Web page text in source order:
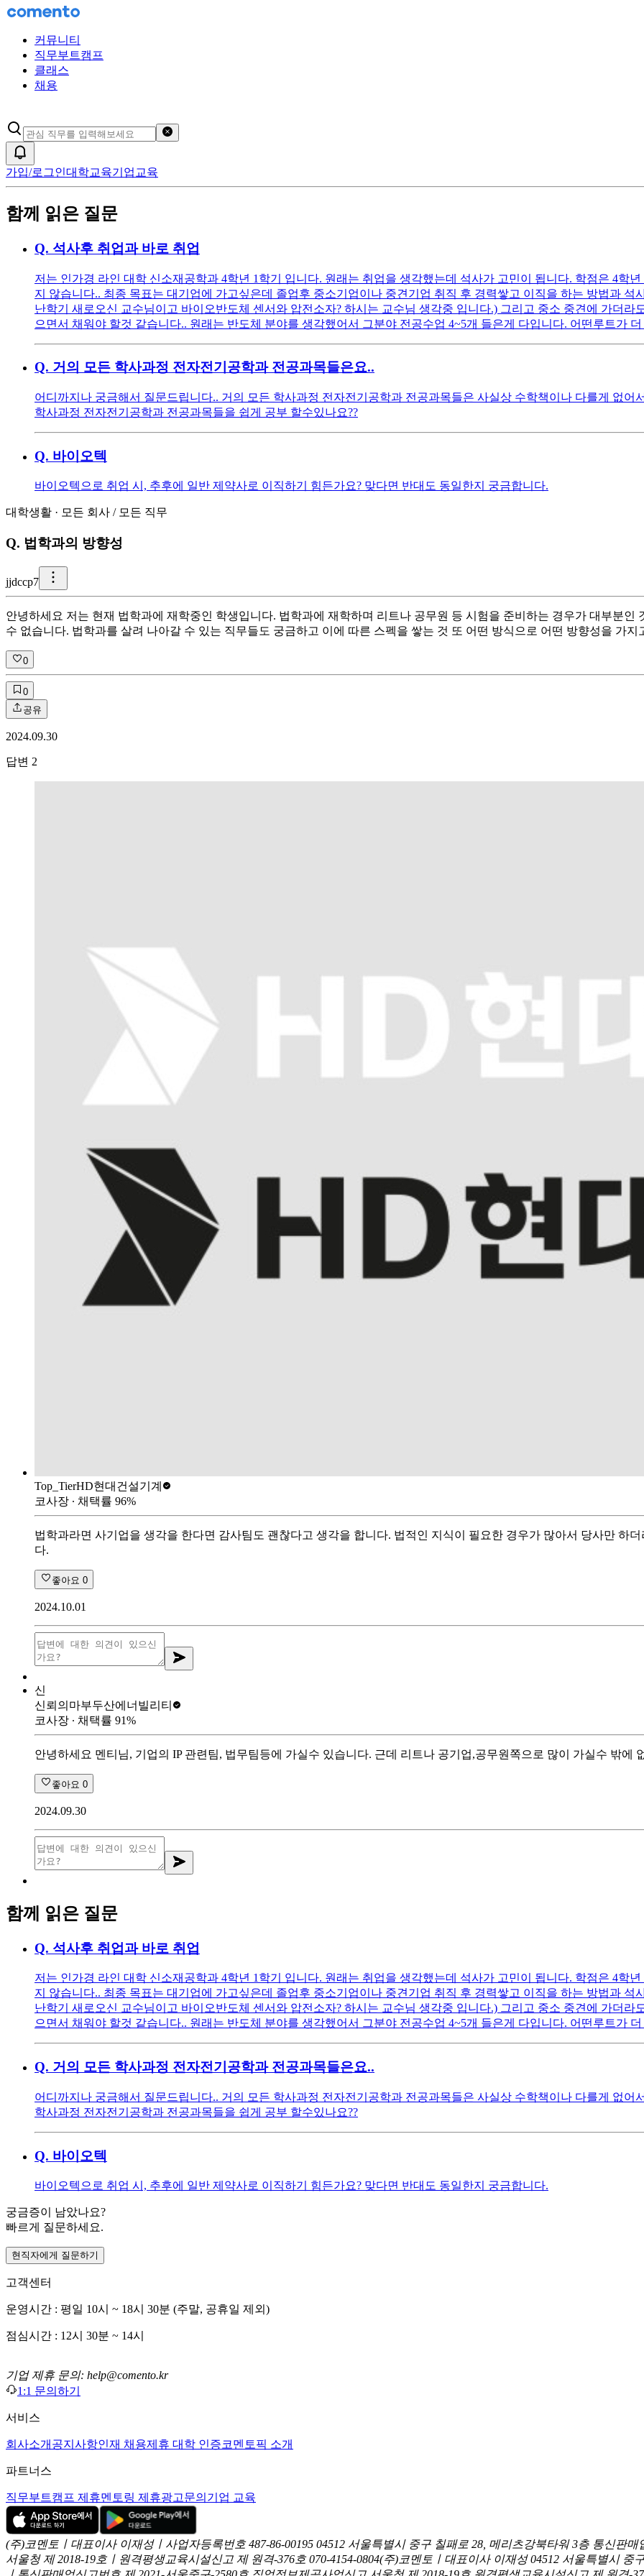
커뮤니티
직무부트캠프
클래스
채용
가입/로그인대학교육기업교육
함께 읽은 질문
Q. 석사후 취업과 바로 취업
저는 인가경 라인 대학 신소재공학과 4학년 1학기 입니다. 원래는 취업을 생각했는데 석사가 고민이 됩니다. 학점은 4학
지 않습니다.. 최종 목표는 대기업에 가고싶은데 졸업후 중소기업이나 중견기업 취직 후 경력쌓고 이직을 하는 방법과 석
난학기 새로오신 교수님이고 바이오반도체 센서와 압전소자? 하시는 교수님 생각중 입니다.) 그리고 중소 중견에 가더
으면서 채워야 할것 같습니다.. 원래는 반도체 분야를 생각했어서 그분야 전공수업 4~5개 들은게 다입니다. 어떤루트가
Q. 거의 모든 학사과정 전자전기공학과 전공과목들은요..
어디까지나 궁금해서 질문드립니다.. 거의 모든 학사과정 전자전기공학과 전공과목들은 사실상 수학책이나 다를게 없
학사과정 전자전기공학과 전공과목들을 쉽게 공부 할수있나요??
Q. 바이오텍
바이오텍으로 취업 시, 추후에 일반 제약사로 이직하기 힘든가요? 맞다면 반대도 동일한지 궁금합니다.
대학생활 · 모든 회사 / 모든 직무
Q. 법학과의 방향성
jjdccp7
안녕하세요 저는 현재 법학과에 재학중인 학생입니다. 법학과에 재학하며 리트나 공무원 등 시험을 준비하는 경우가 대부분
수 없습니다. 법학과를 살려 나아갈 수 있는 직무들도 궁금하고 이에 따른 스펙을 쌓는 것 또 어떤 방식으로 어떤 방향성을 가
0
0
공유
2024.09.30
답변 2
Top_TierHD현대건설기계
코사장 ∙ 채택률 96%
법학과라면 사기업을 생각을 한다면 감사팀도 괜찮다고 생각을 합니다. 법적인 지식이 필요한 경우가 많아서 당사만 하
다.
좋아요 0
2024.10.01
신
신뢰의마부두산에너빌리티
코사장 ∙ 채택률 91%
안녕하세요 멘티님, 기업의 IP 관련팀, 법무팀등에 가실수 있습니다. 근데 리트나 공기업,공무원쪽으로 많이 가실수 밖에
좋아요 0
2024.09.30
함께 읽은 질문
Q. 석사후 취업과 바로 취업
저는 인가경 라인 대학 신소재공학과 4학년 1학기 입니다. 원래는 취업을 생각했는데 석사가 고민이 됩니다. 학점은 4학
지 않습니다.. 최종 목표는 대기업에 가고싶은데 졸업후 중소기업이나 중견기업 취직 후 경력쌓고 이직을 하는 방법과 석
난학기 새로오신 교수님이고 바이오반도체 센서와 압전소자? 하시는 교수님 생각중 입니다.) 그리고 중소 중견에 가더
으면서 채워야 할것 같습니다.. 원래는 반도체 분야를 생각했어서 그분야 전공수업 4~5개 들은게 다입니다. 어떤루트가
Q. 거의 모든 학사과정 전자전기공학과 전공과목들은요..
어디까지나 궁금해서 질문드립니다.. 거의 모든 학사과정 전자전기공학과 전공과목들은 사실상 수학책이나 다를게 없
학사과정 전자전기공학과 전공과목들을 쉽게 공부 할수있나요??
Q. 바이오텍
바이오텍으로 취업 시, 추후에 일반 제약사로 이직하기 힘든가요? 맞다면 반대도 동일한지 궁금합니다.
궁금증이 남았나요?
빠르게 질문하세요.
현직자에게 질문하기
고객센터
운영시간 : 평일 10시 ~ 18시 30분 (주말, 공휴일 제외)
점심시간 : 12시 30분 ~ 14시
기업 제휴 문의: help@comento.kr
1:1 문의하기
서비스
회사소개 공지사항인재 채용제휴 대학 인증코멘토픽 소개
파트너스
직무부트캠프 제휴멘토링 제휴광고문의 기업 교육
(주)코멘토ㅣ대표이사 이재성ㅣ사업자등록번호 487-86-00195 04512 서울특별시 중구 칠패로 28, 메리츠강북타워 3층 통신판매
서울청 제 2018-19호ㅣ원격평생교육시설신고 제 원격-376호 070-4154-0804(주)코멘토ㅣ대표이사 이재성 04512 서울특별시 중